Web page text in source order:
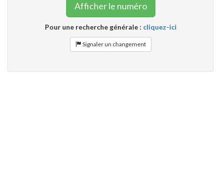
Afficher le numéro
Pour une recherche générale : cliquez-ici
Signaler un changement